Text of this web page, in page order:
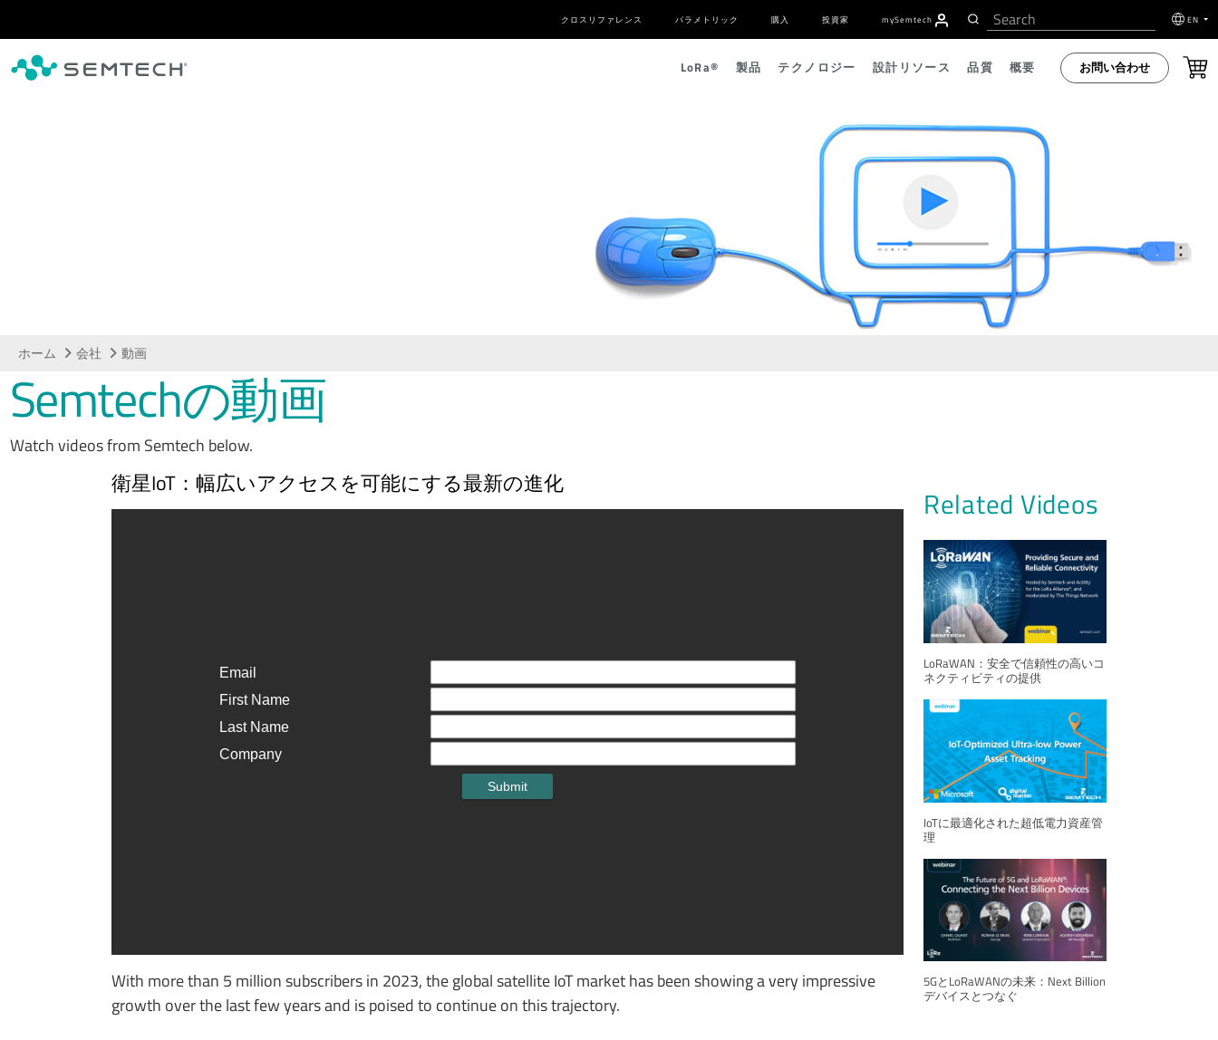
クロスリファレンス パラメトリック 購入 投資家 mySemtech EN
LoRa® 製品 テクノロジー 設計リソース 品質 概要 お問い合わせ
ホーム 会社 動画
Semtechの動画
Watch videos from Semtech below.
衛星IoT：幅広いアクセスを可能にする最新の進化
With more than 5 million subscribers in 2023, the global satellite IoT market has been showing a very impressive
growth over the last few years and is poised to continue on this trajectory.
Related Videos
LoRaWAN：安全で信頼性の高いコ
ネクティビティの提供
IoTに最適化された超低電力資産管
理
5GとLoRaWANの未来：Next Billion
デバイスとつなぐ